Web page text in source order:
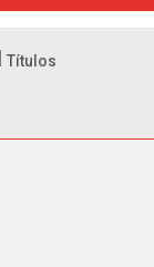
Títulos